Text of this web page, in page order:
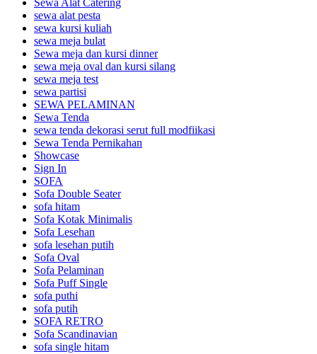
sewa alat pesta
sewa kursi kuliah
sewa meja bulat
Sewa meja dan kursi dinner
sewa meja oval dan kursi silang
sewa meja test
sewa partisi
SEWA PELAMINAN
Sewa Tenda
sewa tenda dekorasi serut full modfiikasi
Sewa Tenda Pernikahan
Showcase
Sign In
SOFA
Sofa Double Seater
sofa hitam
Sofa Kotak Minimalis
Sofa Lesehan
sofa lesehan putih
Sofa Oval
Sofa Pelaminan
Sofa Puff Single
sofa puthi
sofa putih
SOFA RETRO
Sofa Scandinavian
sofa single hitam